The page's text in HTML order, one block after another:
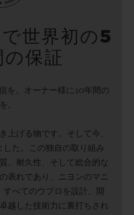
世界初の5
の保証
を。オーナー様に10年間の
。
上げる物です。そして今、
した。この独自の取り組み
、耐久性、そして総合的な
表れであり、ニヨンのマニ
べてのウブロを設計、開
越した技術力に裏打ちされ